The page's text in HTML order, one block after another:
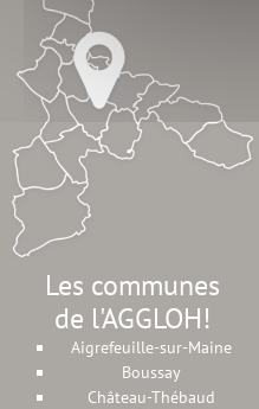
Les communes
de l'AGGLOH!
Aigrefeuille-sur-Maine
Boussay
Château-Thébaud